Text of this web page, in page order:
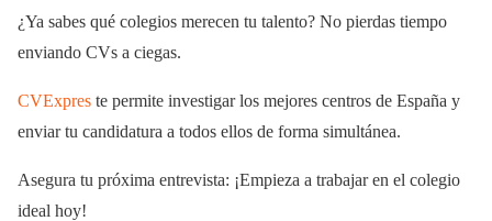
¿Ya sabes qué colegios merecen tu talento? No pierdas tiempo
enviando CVs a ciegas.
CVExpres te permite investigar los mejores centros de España y
enviar tu candidatura a todos ellos de forma simultánea.
Asegura tu próxima entrevista: ¡Empieza a trabajar en el colegio
ideal hoy!